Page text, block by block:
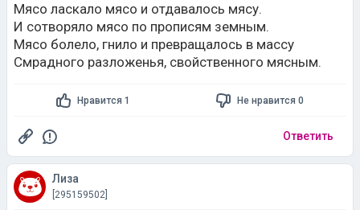
Мясо ласкало мясо и отдавалось мясу.
И сотворяло мясо по прописям земным.
Мясо болело, гнило и превращалось в массу
Смрадного разложенья, свойственного мясным.
Нравится 1 Не нравится 0
Ответить
Лиза
[295159502]